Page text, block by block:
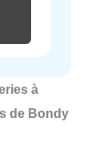
à
de Bondy